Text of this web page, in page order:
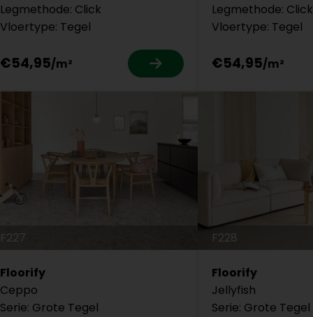
Legmethode: Click
Vloertype: Tegel
€54,95
Legmethode: Click
Vloertype: Tegel
€54,95
F227
Floorify
Ceppo
Serie: Grote Tegel
F228
Floorify
Jellyfish
Serie: Grote Tegel